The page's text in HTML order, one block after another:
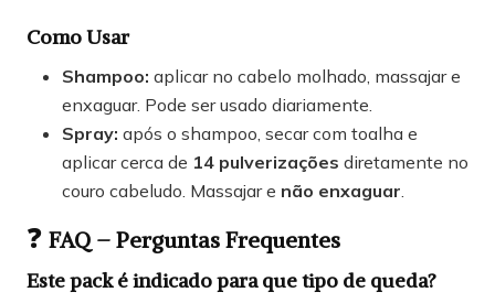
Como Usar
Shampoo: aplicar no cabelo molhado, massajar e
enxaguar. Pode ser usado diariamente.
Spray: após o shampoo, secar com toalha e
aplicar cerca de 14 pulverizações diretamente no
couro cabeludo. Massajar e não enxaguar.
❓ FAQ – Perguntas Frequentes
Este pack é indicado para que tipo de queda?